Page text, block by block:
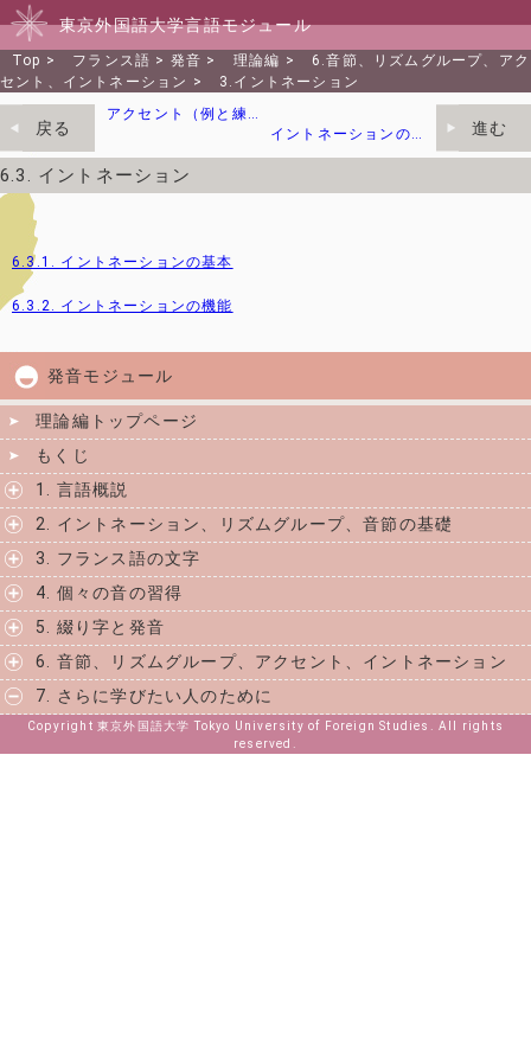
東京外国語大学言語モジュール
Top > フランス語 > 発音 > 理論編 >
6.音節、リズムグループ、アク
セント、イントネーション > 3.イントネーション
発音モジュール
理論編トップページ
もくじ
1. 言語概説
2. イントネーション、リズムグループ、音節の基礎
3. フランス語の文字
4. 個々の音の習得
5. 綴り字と発音
6. 音節、リズムグループ、アクセント、イントネーション
7. さらに学びたい人のために
戻る
アクセント（例と練習）
進む
イントネーションの基本
6.3. イントネーション
6.3.1. イントネーションの基本
6.3.2. イントネーションの機能
Copyright 東京外国語大学 Tokyo University of Foreign Studies. All rights
reserved.